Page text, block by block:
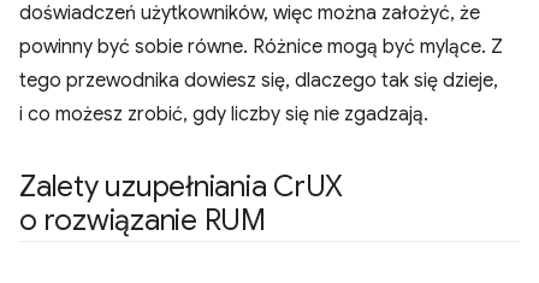
doświadczeń użytkowników, więc można założyć, że
powinny być sobie równe. Różnice mogą być mylące. Z
tego przewodnika dowiesz się, dlaczego tak się dzieje,
i co możesz zrobić, gdy liczby się nie zgadzają.
Zalety uzupełniania CrUX
o rozwiązanie RUM